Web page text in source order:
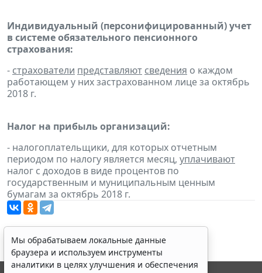
Индивидуальный (персонифицированный) учет
в системе обязательного пенсионного
страхования:
- страхователи представляют сведения о каждом
работающем у них застрахованном лице за октябрь
2018 г.
Налог на прибыль организаций:
- налогоплательщики, для которых отчетным
периодом по налогу является месяц, уплачивают
налог с доходов в виде процентов по
государственным и муниципальным ценным
бумагам за октябрь 2018 г.
Мы обрабатываем локальные данные
браузера и используем инструменты
аналитики в целях улучшения и обеспечения